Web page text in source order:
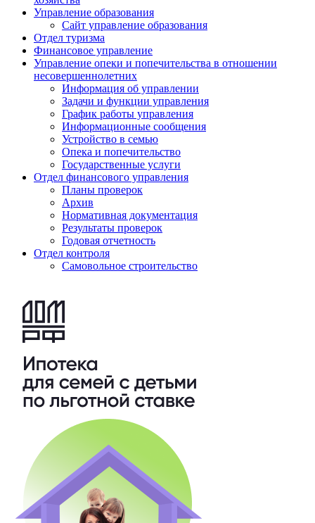
Управление образования
Сайт управление образования
Отдел туризма
Финансовое управление
Управление опеки и попечительства в отношении
несовершеннолетних
Информация об управлении
Задачи и функции управления
График работы управления
Информационные сообщения
Устройство в семью
Опека и попечительство
Государственные услуги
Отдел финансового управления
Планы проверок
Архив
Нормативная документация
Результаты проверок
Годовая отчетность
Отдел контроля
Самовольное строительство